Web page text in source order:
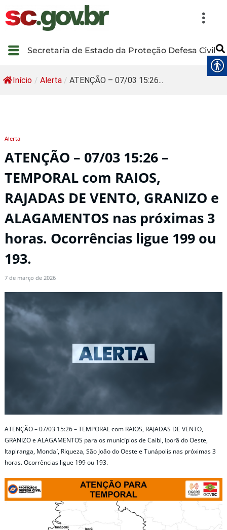
Secretaria de Estado da Proteção Defesa Civil
Início / Alerta / ATENÇÃO – 07/03 15:26...
Alerta
ATENÇÃO – 07/03 15:26 –
TEMPORAL com RAIOS,
RAJADAS DE VENTO, GRANIZO e
ALAGAMENTOS nas próximas 3
horas. Ocorrências ligue 199 ou
193.
7 de março de 2026
ATENÇÃO – 07/03 15:26 – TEMPORAL com RAIOS, RAJADAS DE VENTO,
GRANIZO e ALAGAMENTOS para os municípios de Caibi, Iporã do Oeste,
Itapiranga, Mondaí, Riqueza, São João do Oeste e Tunápolis nas próximas 3
horas. Ocorrências ligue 199 ou 193.